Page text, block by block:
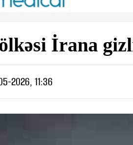
İrana
2026, 11:36